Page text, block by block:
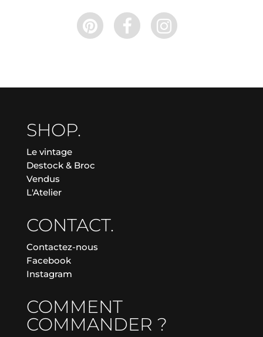
SHOP.
Le vintage
Destock & Broc
Vendus
L'Atelier
CONTACT.
Contactez-nous
Facebook
Instagram
COMMENT
COMMANDER ?